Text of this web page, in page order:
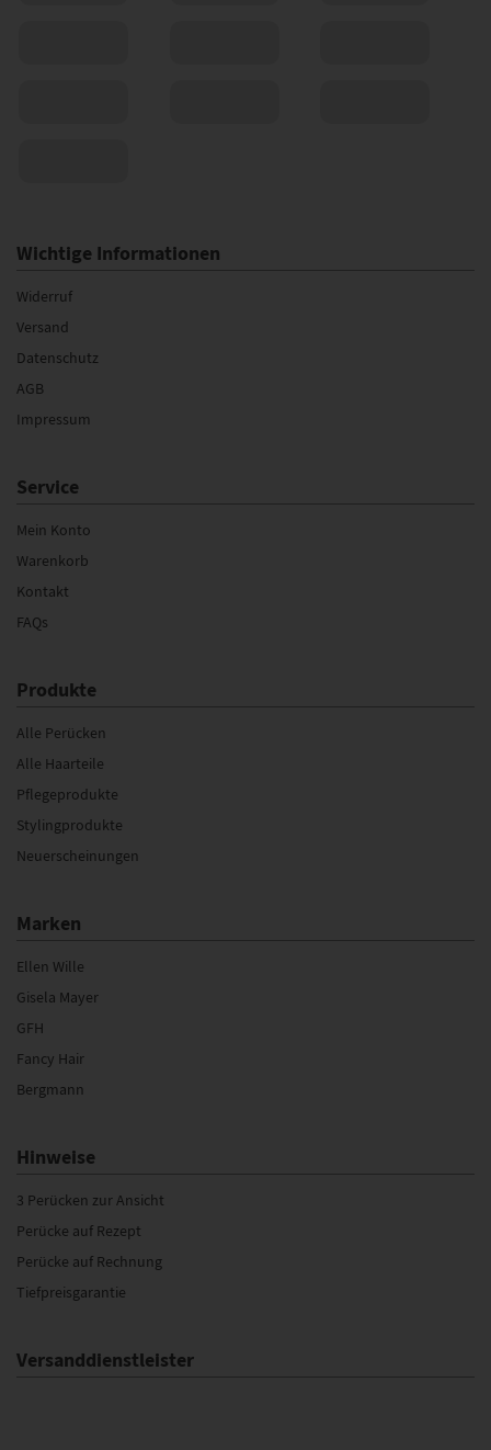
Wichtige Informationen
Widerruf
Versand
Datenschutz
AGB
Impressum
Service
Mein Konto
Warenkorb
Kontakt
FAQs
Produkte
Alle Perücken
Alle Haarteile
Pflegeprodukte
Stylingprodukte
Neuerscheinungen
Marken
Ellen Wille
Gisela Mayer
GFH
Fancy Hair
Bergmann
Hinweise
3 Perücken zur Ansicht
Perücke auf Rezept
Perücke auf Rechnung
Tiefpreisgarantie
Versanddienstleister